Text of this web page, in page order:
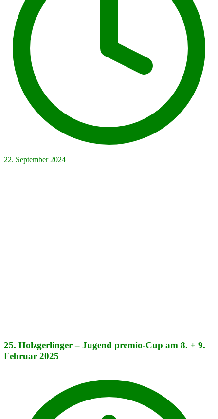
22. September 2024
25. Holzgerlinger – Jugend premio-Cup am 8. + 9.
Februar 2025